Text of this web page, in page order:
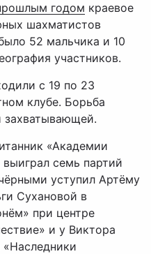
годом краевое
шахматистов
52 мальчика и 10
участников.
с 19 по 23
клубе. Борьба
захватывающей.
«Академии
семь партий
уступил Артёму
Сухановой в
при центре
и у Виктора